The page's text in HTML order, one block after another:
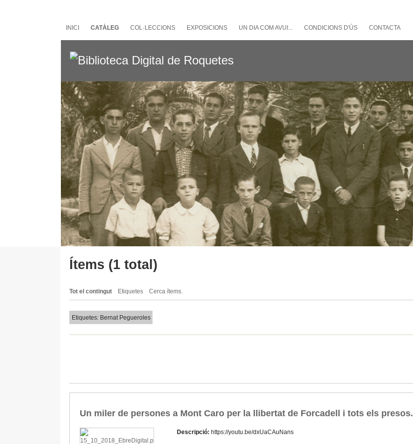
INICI CATÀLEG COL·LECCIONS EXPOSICIONS UN DIA COM AVUI... CONDICIONS D'ÚS CONTACTA
Ítems (1 total)
Tot el contingut Etiquetes Cerca ítems.
Etiquetes: Bernat Pegueroles
Un miler de persones a Mont Caro per la llibertat de Forcadell i tots els presos.
Descripció: https://youtu.be/dxUaCAuNans